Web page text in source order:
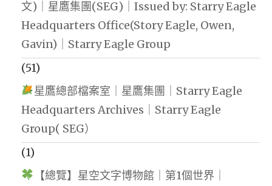
文)｜星鷹集團(SEG)｜Issued by: Starry Eagle
Headquarters Office(Story Eagle, Owen,
Gavin)｜Starry Eagle Group
(51)
星鷹總部檔案室｜星鷹集團｜Starry Eagle
Headquarters Archives｜Starry Eagle
Group( SEG）
(1)
【總覽】星空文字博物館｜第1個世界｜